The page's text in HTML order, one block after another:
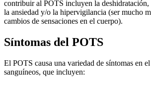
contribuir al POTS incluyen la deshidratación,
la ansiedad y/o la hipervigilancia (ser mucho
cambios de sensaciones en el cuerpo).
Síntomas del POTS
El POTS causa una variedad de síntomas en
sanguíneos, que incluyen: